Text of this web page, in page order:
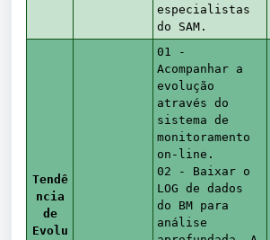
especialistas
do SAM.
Tendê
ncia
de
Evolu
01 -
Acompanhar a
evolução
através do
sistema de
monitoramento
on-line.
02 - Baixar o
LOG de dados
do BM para
análise